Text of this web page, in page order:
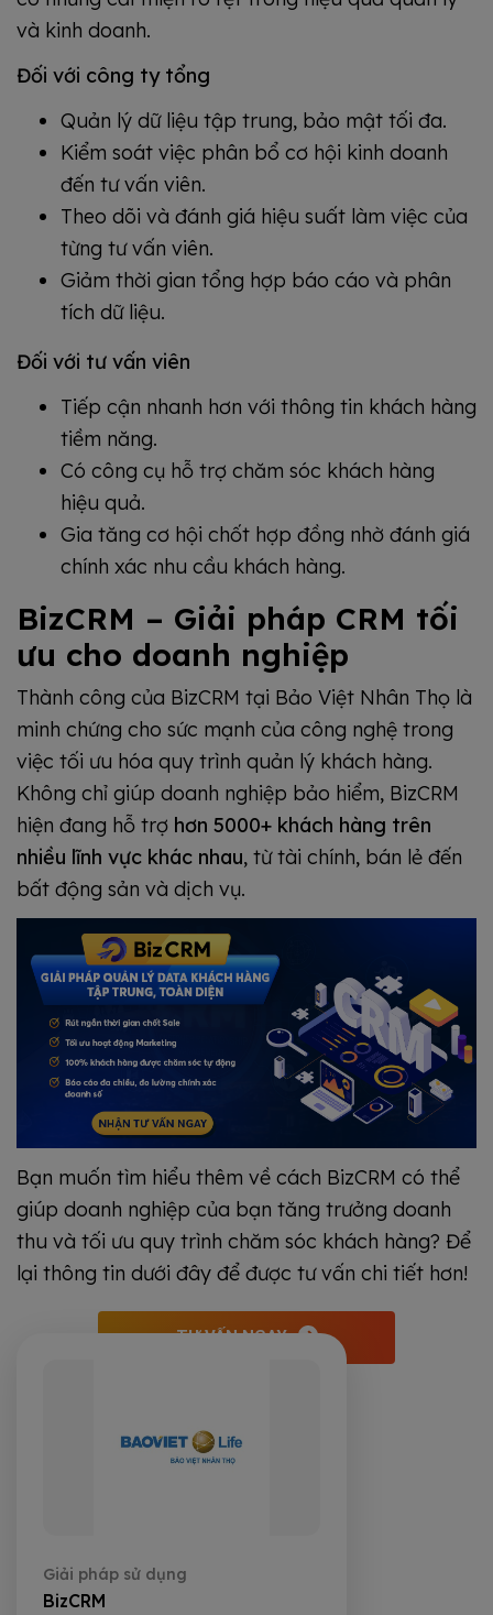
và kinh doanh.
Đối với công ty tổng
Quản lý dữ liệu tập trung, bảo mật tối đa.
Kiểm soát việc phân bổ cơ hội kinh doanh
đến tư vấn viên.
Theo dõi và đánh giá hiệu suất làm việc của
từng tư vấn viên.
Giảm thời gian tổng hợp báo cáo và phân
tích dữ liệu.
Đối với tư vấn viên
Tiếp cận nhanh hơn với thông tin khách hàng
tiềm năng.
Có công cụ hỗ trợ chăm sóc khách hàng
hiệu quả.
Gia tăng cơ hội chốt hợp đồng nhờ đánh giá
chính xác nhu cầu khách hàng.
BizCRM – Giải pháp CRM tối
ưu cho doanh nghiệp
Thành công của BizCRM tại Bảo Việt Nhân Thọ là
minh chứng cho sức mạnh của công nghệ trong
việc tối ưu hóa quy trình quản lý khách hàng.
Không chỉ giúp doanh nghiệp bảo hiểm, BizCRM
hiện đang hỗ trợ hơn 5000+ khách hàng trên
nhiều lĩnh vực khác nhau, từ tài chính, bán lẻ đến
bất động sản và dịch vụ.
Bạn muốn tìm hiểu thêm về cách BizCRM có thể
giúp doanh nghiệp của bạn tăng trưởng doanh
thu và tối ưu quy trình chăm sóc khách hàng? Để
lại thông tin dưới đây để được tư vấn chi tiết hơn!
TƯ VẤN NGAY
Giải pháp sử dụng
BizCRM